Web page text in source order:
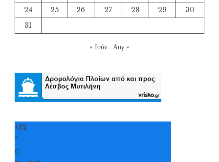
24
25 26 27 28 29
30
31
« Ιούν Αυγ »
+32
°
C